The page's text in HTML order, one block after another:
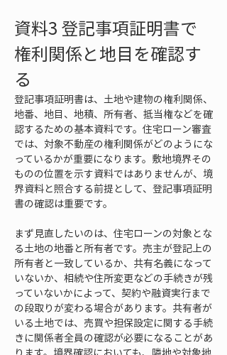
資料3 登記事項証明書で
権利関係と地目を確認す
る
登記事項証明書は、土地や建物の権利関係、
地番、地目、地積、所有者、抵当権などを確
認するための基本資料です。住宅ローン審査
では、対象不動産の権利関係がどのようにな
っているかが重要になります。敷地境界その
ものの位置を示す資料ではありませんが、境
界資料と照合する前提として、登記事項証明
書の確認は重要です。
まず見直したいのは、住宅ローンの対象とな
る土地の地番と所有者です。売主が登記上の
所有者と一致しているか、共有名義になって
いないか、相続や住所変更などの手続きが残
っていないかによって、契約や融資実行まで
の段取りが変わる場合があります。共有者が
いる土地では、売買や担保設定に関する手続
きに関係者全員の確認が必要になることがあ
ります。境界確認においても、隣地や対象地